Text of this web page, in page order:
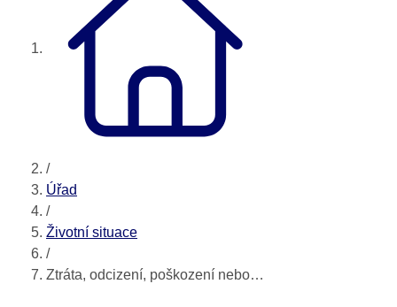
/
Úřad
/
Životní situace
/
Ztráta, odcizení, poškození nebo…